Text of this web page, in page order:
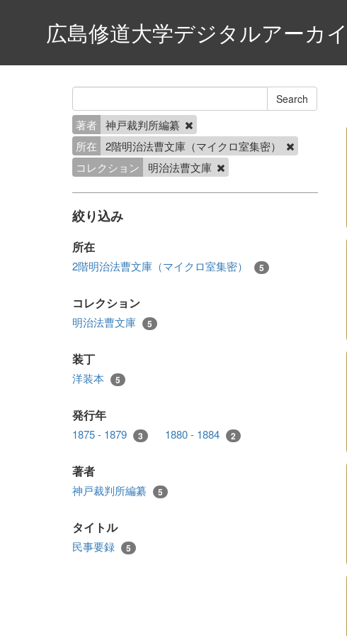
広島修道大学デジタルアーカ
著者
神戸裁判所編纂
所在
2階明治法曹文庫（マイクロ室集密）
コレクション
明治法曹文庫
絞り込み
所在
2階明治法曹文庫（マイクロ室集密） 5
コレクション
明治法曹文庫 5
装丁
洋装本 5
発行年
1875 - 1879 3 1880 - 1884 2
著者
神戸裁判所編纂 5
タイトル
民事要録 5